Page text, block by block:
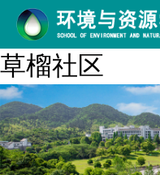
草榴社区